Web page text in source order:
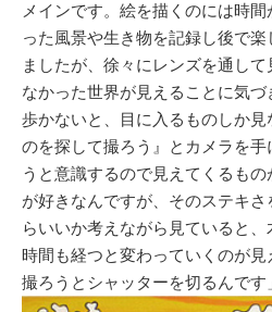
メインです。絵を描くのには時
った風景や生き物を記録し後で
ましたが、徐々にレンズを通し
なかった世界が見えることに気
歩かないと、目に入るものしか
のを探して撮ろう』とカメラを
うと意識するので見えてくるも
が好きなんですが、そのステキ
らいいか考えながら見ていると、
時間も経つと変わっていくのが
撮ろうとシャッターを切るんです